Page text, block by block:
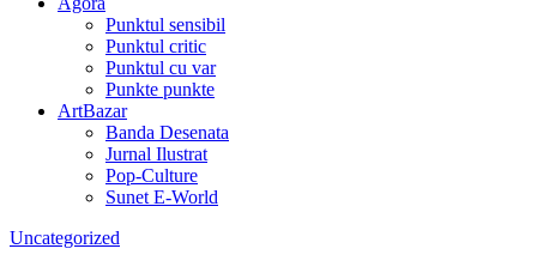
Punktul sensibil
Punktul critic
Punktul cu var
Punkte punkte
ArtBazar
Banda Desenata
Jurnal Ilustrat
Pop-Culture
Sunet E-World
Uncategorized